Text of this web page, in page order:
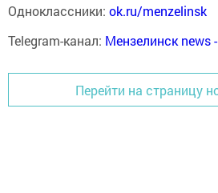
Одноклассники: ok.ru/menzelinsk
Telegram-канал: Мензелинск news
Перейти на страницу